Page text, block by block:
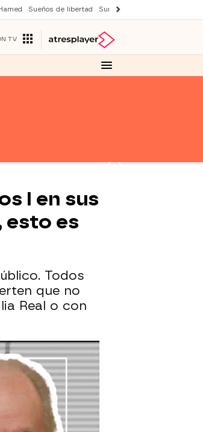
Sueños de libertad Suri y Tom Cruise
TV
I en sus
esto es
Todos
que no
Real o con
de su
dijo que no